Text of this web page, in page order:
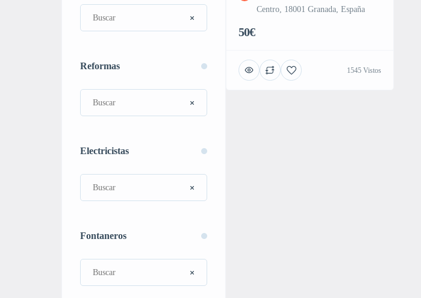
Reformas
Electricistas
Fontaneros
Centro, 18001 Granada, España
50€
1545 Vistos